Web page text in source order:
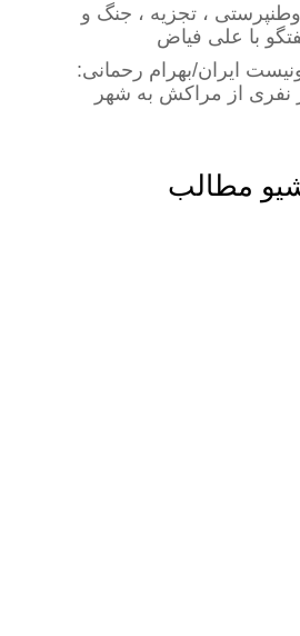
، تجزیه ، جنگ و
با علی فیاض
ایران/بهرام رحمانی:
نفری از مراکش به شهر
مطالب